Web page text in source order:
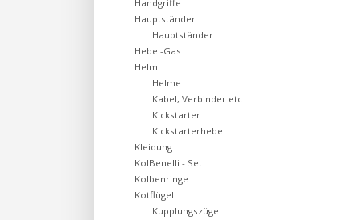
Handgriffe
Hauptständer
Hauptständer
Hebel-Gas
Helm
Helme
Kabel, Verbinder etc
Kickstarter
Kickstarterhebel
Kleidung
KolBenelli - Set
Kolbenringe
Kotflügel
Kupplungszüge